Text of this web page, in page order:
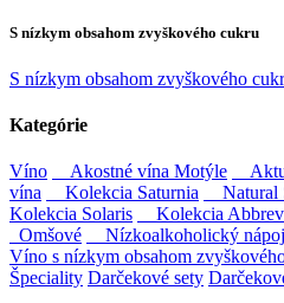
S nízkym obsahom zvyškového cukru
S nízkym obsahom zvyškového
Kategórie
Víno Akostné vína Motýle
vína
Kolekcia Saturnia Natural
Kolekcia Solaris
Kolekcia
Omšové
Nízkoalkoholický nápoj
Víno s nízkym obsahom
Špeciality Darčekové sety